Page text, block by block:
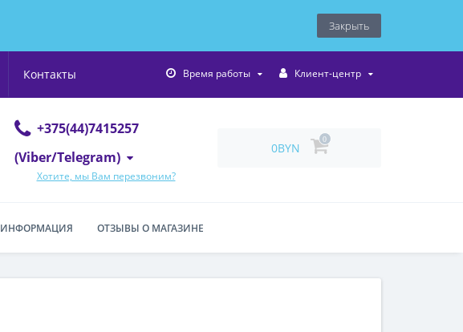
Закрыть
Контакты Время работы Клиент-центр
+375(44)7415257
(Viber/Telegram)
Хотите, мы Вам перезвоним?
0BYN
0
ИНФОРМАЦИЯ ОТЗЫВЫ О МАГАЗИНЕ